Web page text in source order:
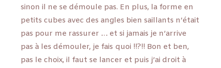
sinon il ne se démoule pas. En plus, la forme en
petits cubes avec des angles bien saillants n’était
pas pour me rassurer … et si jamais je n’arrive
pas à les démouler, je fais quoi !!?!! Bon et ben,
pas le choix, il faut se lancer et puis j’ai droit à